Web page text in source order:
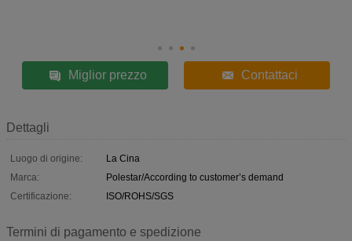
Miglior prezzo Contattaci
Dettagli
Luogo di origine:
La Cina
Marca:
Polestar/According to customer’s demand
Certificazione:
ISO/ROHS/SGS
Termini di pagamento e spedizione